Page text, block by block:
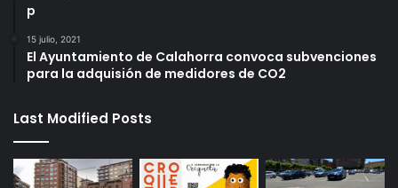
p
15 julio, 2021
El Ayuntamiento de Calahorra convoca subvenciones
para la adquisión de medidores de CO2
Last Modified Posts